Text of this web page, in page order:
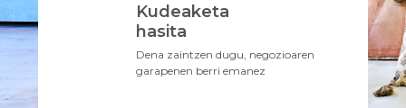
Kudeaketa
hasita
Dena zaintzen dugu, negozioaren
garapenen berri emanez